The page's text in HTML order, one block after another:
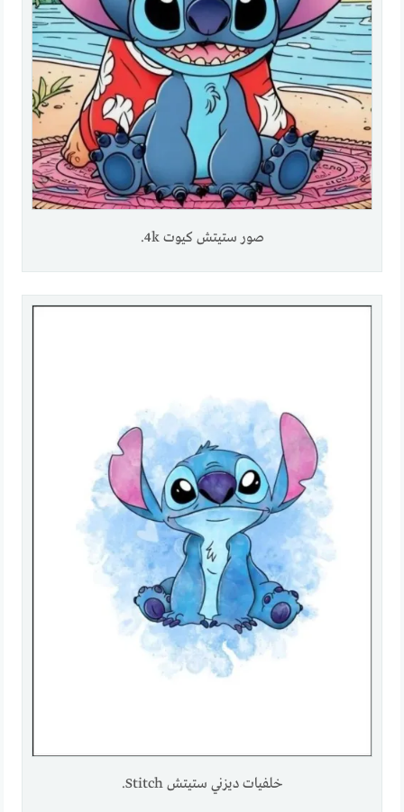
صور ستيتش كيوت 4k.
خلفيات ديزني ستيتش Stitch.